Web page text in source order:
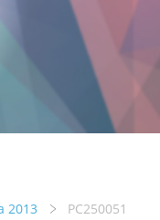
2013 PC250051